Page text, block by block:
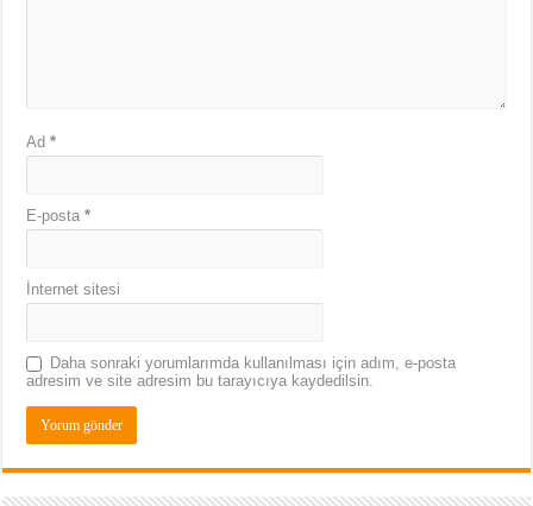
Ad*
E-posta*
İnternet sitesi
Daha sonraki yorumlarımda kullanılması için adım, e-posta
adresim ve site adresim bu tarayıcıya kaydedilsin.